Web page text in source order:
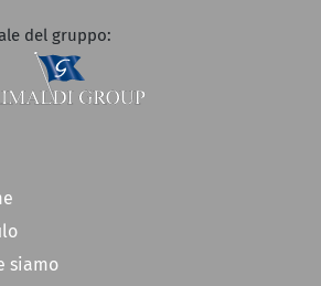
del gruppo:
siamo